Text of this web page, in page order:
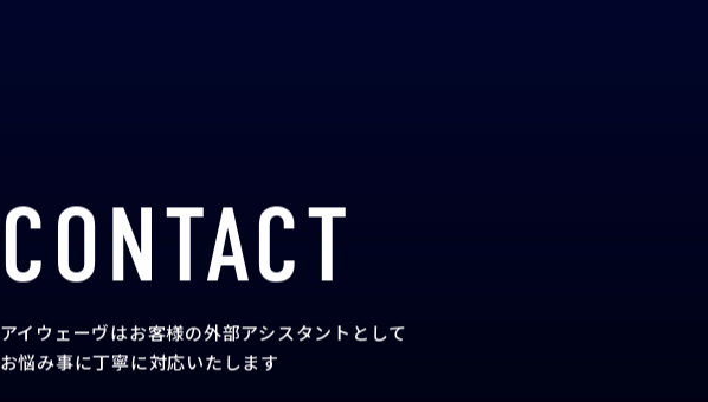
CONTACT
アイウェーヴはお客様の外部アシスタント として
お悩み事に丁寧に対応いたします